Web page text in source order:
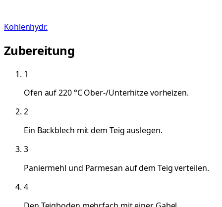
Kohlenhydr.
Zubereitung
1
Ofen auf 220 °C Ober-/Unterhitze vorheizen.
2
Ein Backblech mit dem Teig auslegen.
3
Paniermehl und Parmesan auf dem Teig verteilen.
4